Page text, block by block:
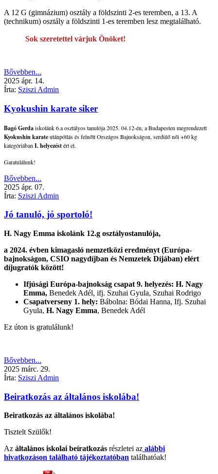
A 12 G (gimnázium) osztály a földszinti 2-es teremben, a 13. A
(technikum) osztály a földszinti 1-es teremben lesz megtalálható.
Sok szeretettel várjuk Önöket!
Bővebben...
2025 ápr. 14.
Írta: Sziszi Admin
Kyokushin karate siker
Bagó Gerdaiskolánk 6.a osztályos tanulója 2025. 04.12-én, a Budapesten megrendezett
Kyokushin karateutánpótlás és felnőtt Országos Bajnokságon, serdülő női +60 kg
kategóriában I. helyezéstért el.
Garatulálunk!
Bővebben...
2025 ápr. 07.
Írta: Sziszi Admin
Jó tanuló, jó sportoló!
H. Nagy Emma iskolánk 12.g osztályostanulója,
a 2024. évben kimagasló nemzetközi eredményt (Európa-
bajnokságon, CSIO nagydíjban és Nemzetek Díjában) elért
díjugratók között!
Ifjúsági Európa-bajnokság csapat 9. helyezés: H. Nagy
Emma, Benedek Adél, ifj. Szuhai Gyula, Szuhai Rodrigo
Csapatverseny 1. hely: Bábolna: Bódai Hanna, Ifj. Szuhai
Gyula, H. Nagy Emma, Benedek Adél
Ez úton is gratulálunk!
Bővebben...
2025 márc. 29.
Írta: Sziszi Admin
Beiratkozás az általános iskolába!
Beiratkozás az általános iskolába!
Tisztelt Szülők!
Az általános iskolai beíratkozás részletei az alábbi
hivatkozáson található tájékoztatóban találhatóak!